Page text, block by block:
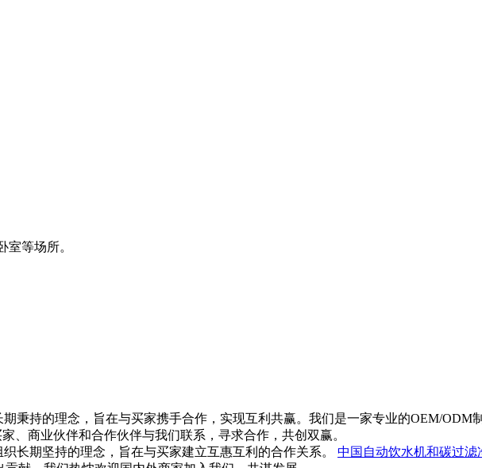
室等场所。
秉持的理念，旨在与买家携手合作，实现互利共赢。我们是一家专业的OEM/
、商业伙伴和合作伙伴与我们联系，寻求合作，共创双赢。
长期坚持的理念，旨在与买家建立互惠互利的合作关系。 中国自动饮水机和碳过滤